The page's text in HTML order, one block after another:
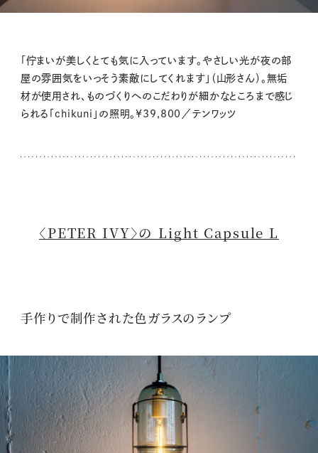
「佇まいが美しくとても気に入っています。やさしい光が夜の部
屋の雰囲気をいっそう素敵にしてくれます」（山形さん）。無垢
材が使用され、ものづくりへのこだわりが細かなところまで感じ
られる「chikuni」の照明。¥39,800／テンワッツ
〈PETER IVY〉の Light Capsule L
手作りで制作された色ガラスのランプ